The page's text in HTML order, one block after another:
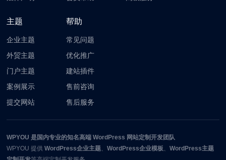
主题
企业主题
外贸主题
门户主题
案例展示
提交网站
帮助
常见问题
优化推广
建站插件
售前咨询
售后服务
WPYOU 是国内专业的知名高端 WordPress 网站定制开发团队
WPYOU 提供WordPress企业主题 、WordPress企业模板 、WordPress主题